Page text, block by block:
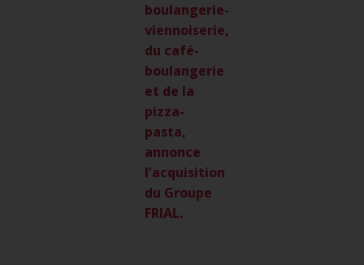
boulangerie-
viennoiserie,
du café-
boulangerie
et de la
pizza-
pasta,
annonce
l’acquisition
du Groupe
FRIAL.